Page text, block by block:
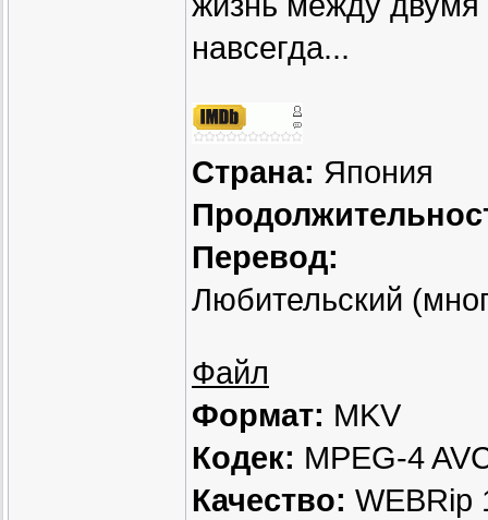
навсегда...
Страна: Япония
Перевод:
Любительский
Файл
Формат: MKV
Кодек: MPEG-4
Качество: WEBRip